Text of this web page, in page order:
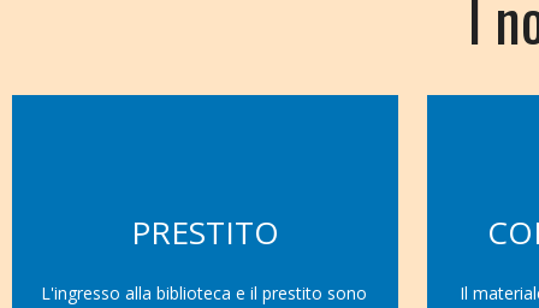
I
PRESTITO
L'ingresso alla biblioteca e il prestito sono
Il